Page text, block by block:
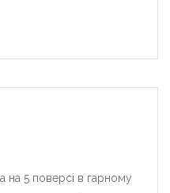
на 5 поверсі в гарному